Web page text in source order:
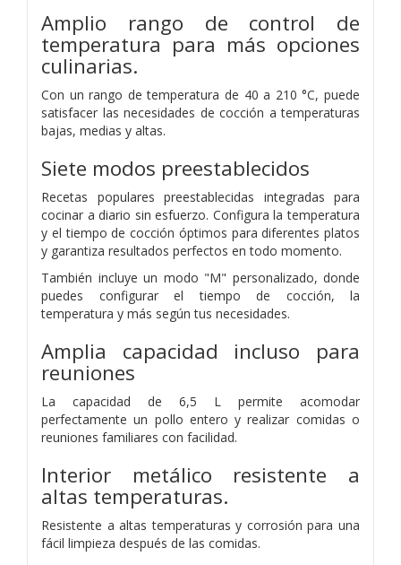
Amplio rango de control de
temperatura para más opciones
culinarias.
Con un rango de temperatura de 40 a 210 °C, puede
satisfacer las necesidades de cocción a temperaturas
bajas, medias y altas.
Siete modos preestablecidos
‌Recetas populares preestablecidas integradas para
cocinar a diario sin esfuerzo. Configura la temperatura
y el tiempo de cocción óptimos para diferentes platos
y garantiza resultados perfectos en todo momento.
También incluye un modo "M" personalizado, donde
puedes configurar el tiempo de cocción, la
temperatura y más según tus necesidades.
Amplia capacidad incluso para
reuniones
La capacidad de 6,5 L permite acomodar
perfectamente un pollo entero y realizar comidas o
reuniones familiares con facilidad.
Interior metálico resistente a
altas temperaturas.
Resistente a altas temperaturas y corrosión para una
fácil limpieza después de las comidas.